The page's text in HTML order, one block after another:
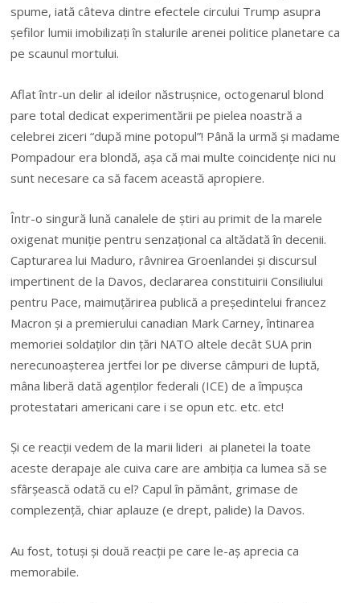
spume, iată câteva dintre efectele circului Trump asupra
şefilor lumii imobilizaţi în stalurile arenei politice planetare ca
pe scaunul mortului.
Aflat într-un delir al ideilor năstruşnice, octogenarul blond
pare total dedicat experimentării pe pielea noastră a
celebrei ziceri “după mine potopul”! Până la urmă şi madame
Pompadour era blondă, aşa că mai multe coincidenţe nici nu
sunt necesare ca să facem această apropiere.
Într-o singură lună canalele de ştiri au primit de la marele
oxigenat muniţie pentru senzaţional ca altădată în decenii.
Capturarea lui Maduro, râvnirea Groenlandei şi discursul
impertinent de la Davos, declararea constituirii Consiliului
pentru Pace, maimuţărirea publică a preşedintelui francez
Macron şi a premierului canadian Mark Carney, întinarea
memoriei soldaţilor din ţări NATO altele decât SUA prin
nerecunoaşterea jertfei lor pe diverse câmpuri de luptă,
mâna liberă dată agenţilor federali (ICE) de a împuşca
protestatari americani care i se opun etc. etc. etc!
Şi ce reacţii vedem de la marii lideri ai planetei la toate
aceste derapaje ale cuiva care are ambiţia ca lumea să se
sfârşească odată cu el? Capul în pământ, grimase de
complezenţă, chiar aplauze (e drept, palide) la Davos.
Au fost, totuşi şi două reacţii pe care le-aş aprecia ca
memorabile.